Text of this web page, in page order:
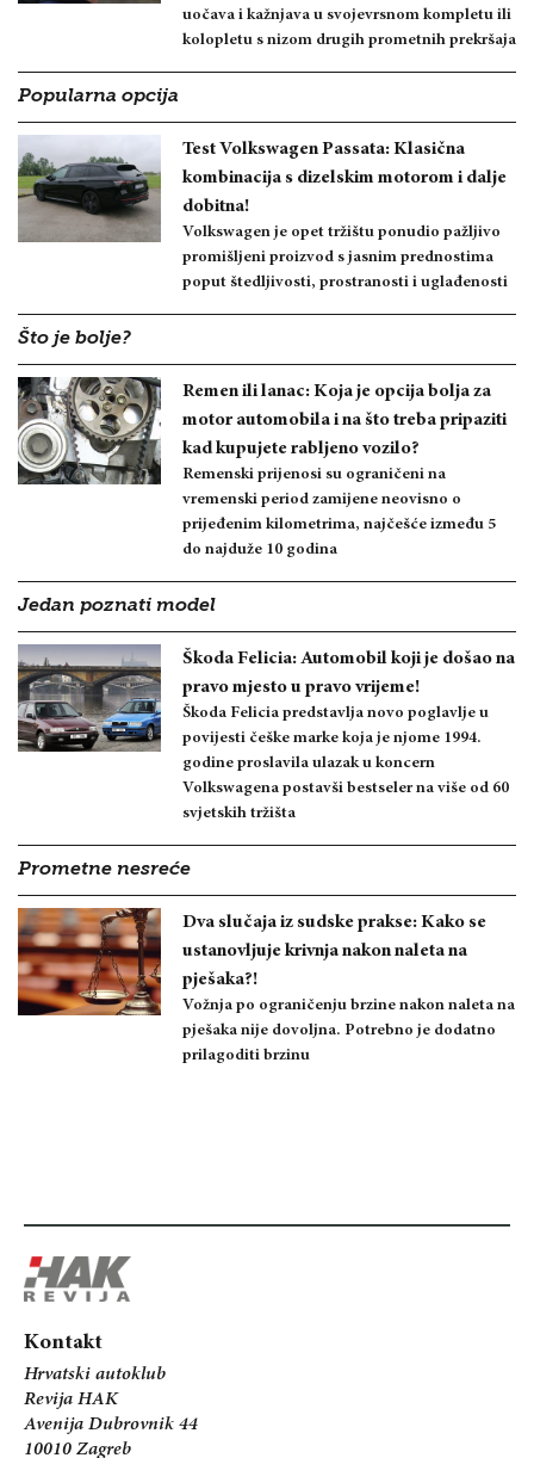
uočava i kažnjava u svojevrsnom kompletu ili
kolopletu s nizom drugih prometnih prekršaja
Popularna opcija
Test Volkswagen Passata: Klasična
kombinacija s dizelskim motorom i dalje
dobitna!
Volkswagen je opet tržištu ponudio pažljivo
promišljeni proizvod s jasnim prednostima
poput štedljivosti, prostranosti i uglađenosti
Što je bolje?
Remen ili lanac: Koja je opcija bolja za
motor automobila i na što treba pripaziti
kad kupujete rabljeno vozilo?
Remenski prijenosi su ograničeni na
vremenski period zamijene neovisno o
prijeđenim kilometrima, najčešće između 5
do najduže 10 godina
Jedan poznati model
Škoda Felicia: Automobil koji je došao na
pravo mjesto u pravo vrijeme!
Škoda Felicia predstavlja novo poglavlje u
povijesti češke marke koja je njome 1994.
godine proslavila ulazak u koncern
Volkswagena postavši bestseler na više od 60
svjetskih tržišta
Prometne nesreće
Dva slučaja iz sudske prakse: Kako se
ustanovljuje krivnja nakon naleta na
pješaka?!
Vožnja po ograničenju brzine nakon naleta na
pješaka nije dovoljna. Potrebno je dodatno
prilagoditi brzinu
Kontakt
Hrvatski autoklub
Revija HAK
Avenija Dubrovnik 44
10010 Zagreb